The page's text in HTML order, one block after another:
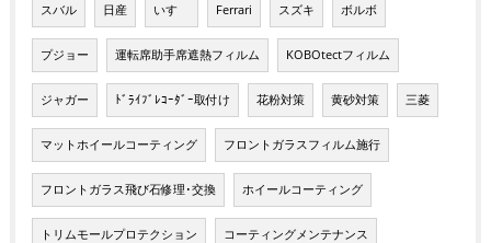
スバル 日産 いすゞ Ferrari スズキ ボルボ
プジョー 運転席助手席遮熱フィルム KOBOtectフィルム
ジャガー ﾄﾞﾗｲﾌﾞﾚｺｰﾀﾞｰ取付け 花粉対策 黄砂対策 三菱
マットホイールコーティング フロントガラスフィルム施行
フロントガラス飛び石修理･交換 ホイールコーティング
トリムモールプロテクション コーティングメンテナンス